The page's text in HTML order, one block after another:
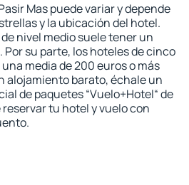
Mas puede variar y depende
y la ubicación del hotel.
nivel medio suele tener un
Por su parte, los hoteles de cinco
media de 200 euros o más
alojamiento barato, échale un
de paquetes “Vuelo+Hotel“ de
tu hotel y vuelo con